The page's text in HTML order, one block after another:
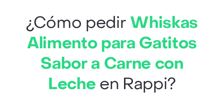
¿Cómo pedir Whiskas
Alimento para Gatitos
Sabor a Carne con
Leche en Rappi?